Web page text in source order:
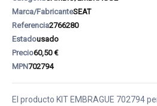
Marca/FabricanteSEAT
Referencia2766280
Estadousado
Precio60,50 €
MPN702794
El producto KIT EMBRAGUE 702794